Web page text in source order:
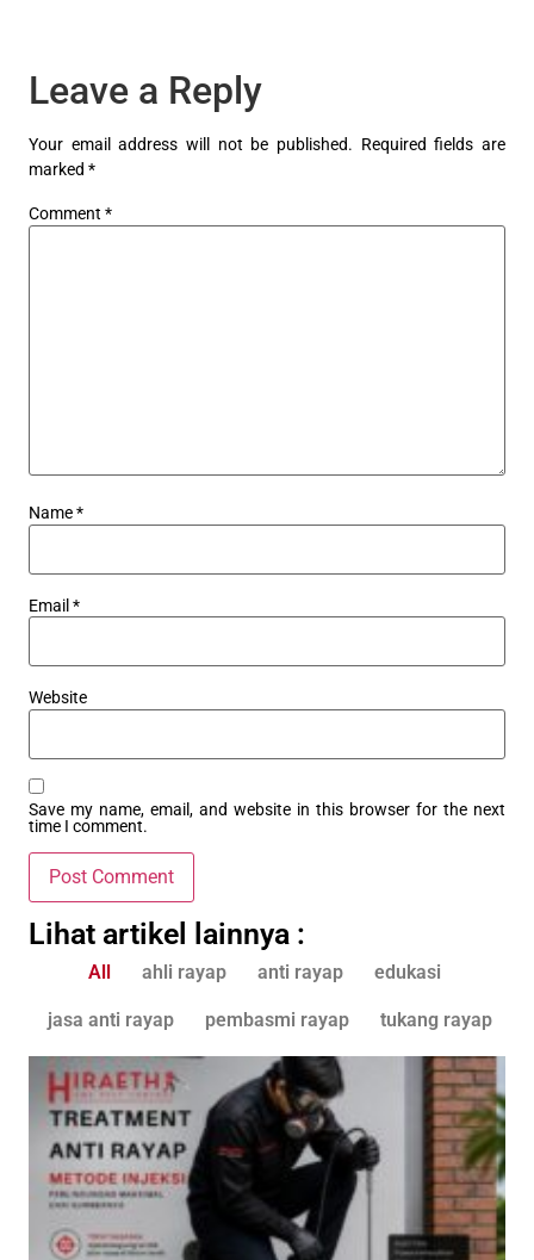
Leave a Reply
Your email address will not be published. Required fields are
marked *
Comment *
Name*
Email *
Website
Save my name, email, and website in this browser for the next
time I comment.
Lihat artikel lainnya :
All ahli rayap anti rayap edukasi
jasa anti rayap pembasmi rayap tukang rayap